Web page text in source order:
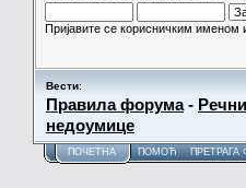
Пријавите се корисничким именом
Вести:
Правила форума-
недоумице
ПОЧЕТНА ПОМОЋ ПРЕТРАГА